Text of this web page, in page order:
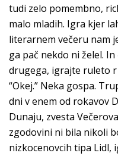
tudi zelo pomembno,
malo mladih. Igra kjer
literarnem večeru nam
ga pač nekdo ni želel.
drugega, igrajte ruleto
“Okej.” Neka gospa.
dni v enem od rokavov
Dunaju, zvesta
zgodovini ni bila nikoli
nizkocenovcih tipa Lidl,